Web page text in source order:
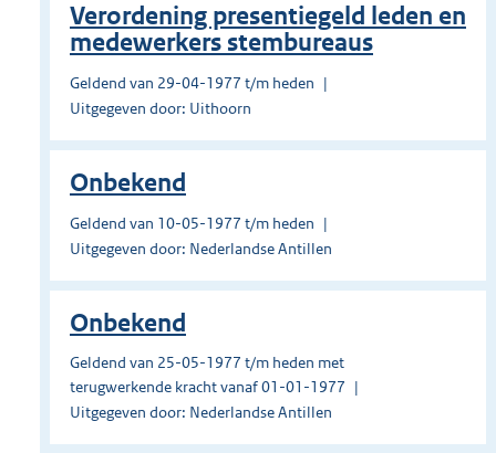
Verordening presentiegeld leden en
medewerkers stembureaus
Geldend van 29-04-1977 t/m heden
Uitgegeven door: Uithoorn
Onbekend
Geldend van 10-05-1977 t/m heden
Uitgegeven door: Nederlandse Antillen
Onbekend
Geldend van 25-05-1977 t/m heden met
terugwerkende kracht vanaf 01-01-1977
Uitgegeven door: Nederlandse Antillen